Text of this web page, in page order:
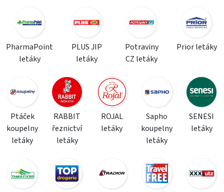
PharmaPoint
letáky
PLUS JIP
letáky
Potraviny
CZ letáky
Prior letáky
Ptáček
koupelny
letáky
RABBIT
řeznictví
letáky
ROJAL
letáky
Sapho
koupelny
letáky
SENESI
letáky